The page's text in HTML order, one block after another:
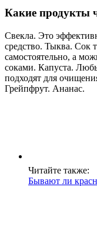
Какие продукты
Свекла. Это
средство. Тыква. Сок
самостоятельно, а
соками. Капуста.
подходят для
Грейпфрут. Ананас.
Читайте также:
Бывают ли